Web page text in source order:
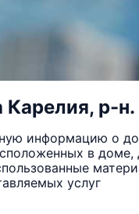
Карелия, р-
информацию о
в доме,
услуг